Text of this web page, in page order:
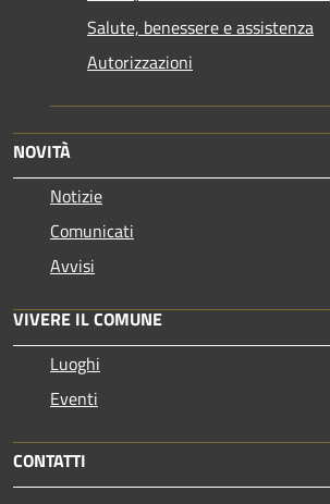
Salute, benessere e assistenza
Autorizzazioni
NOVITÀ
Notizie
Comunicati
Avvisi
VIVERE IL COMUNE
Luoghi
Eventi
CONTATTI